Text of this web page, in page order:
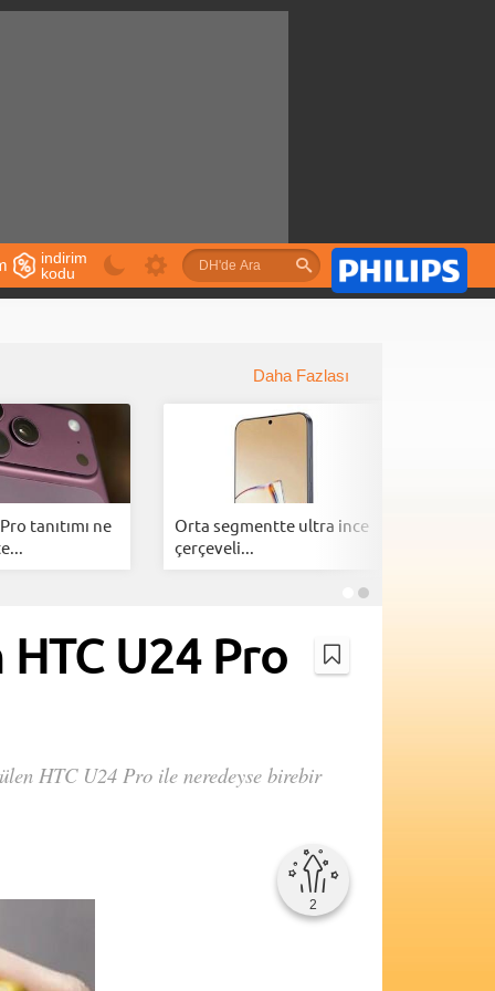
indirim
kodu
Daha Fazlası
tanıtımı ne
Orta segmentte ultra ince
çerçeveli...
U24 Pro
HTC U24 Pro ile neredeyse birebir
2